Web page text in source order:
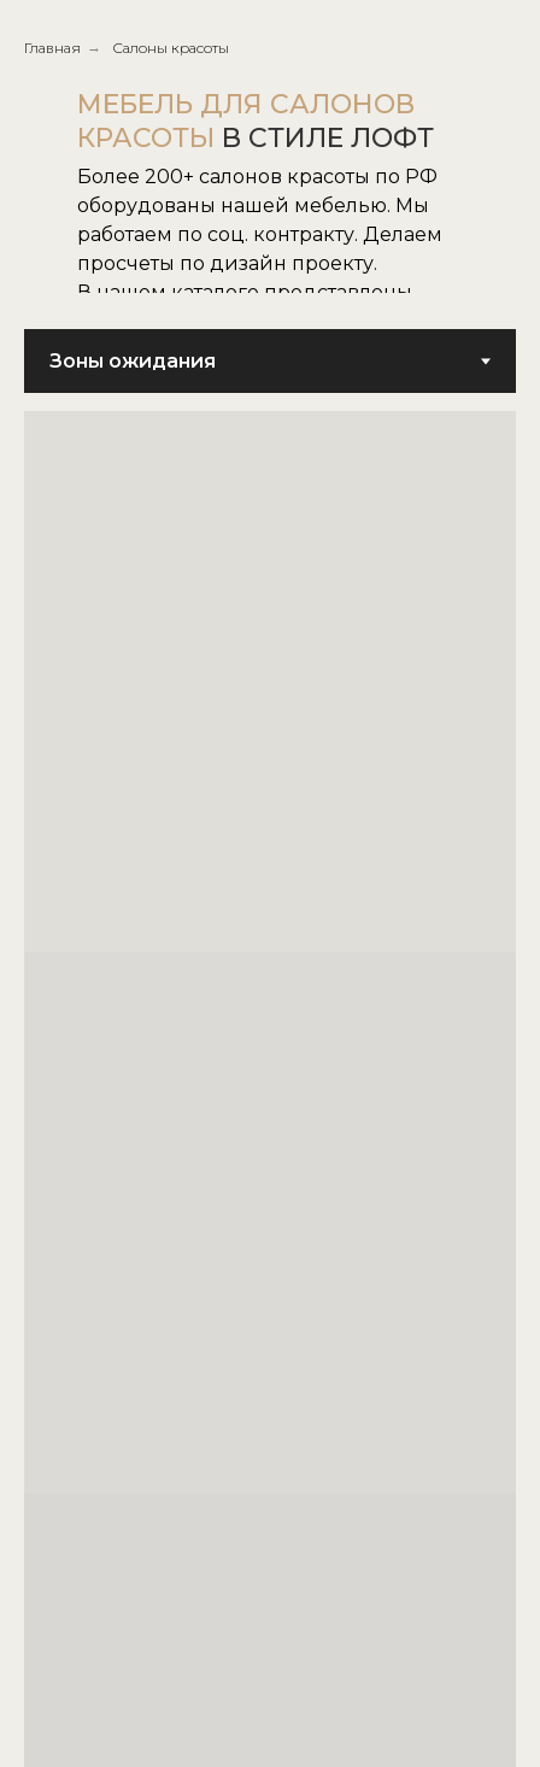
Главная → Салоны красоты
МЕБЕЛЬ ДЛЯ САЛОНОВ
КРАСОТЫ В СТИЛЕ ЛОФТ
Более 200+ салонов красоты по РФ
оборудованы нашей мебелью. Мы
работаем по соц. контракту. Делаем
просчеты по дизайн проекту.
В нашем каталоге представлены